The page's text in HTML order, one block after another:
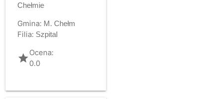
Chełmie
Gmina: M. Chełm
Filia: Szpital
gradeOcena:
0.0